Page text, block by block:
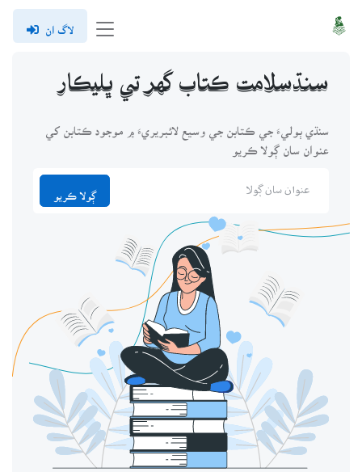
لاگ ان
سنڌسلامت ڪتاب گهر تي ڀليڪار
سنڌي ٻوليءَ جي ڪتابن جي وسيع لائبريريءَ ۾ موجود ڪتابن کي
عنوان سان ڳولا ڪريو
ڳولا ڪريو